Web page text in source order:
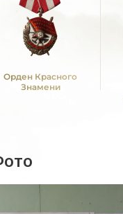
Орден Красного
Знамени